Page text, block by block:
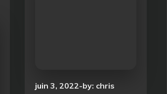
Posted
juin 3, 2022 by: chris